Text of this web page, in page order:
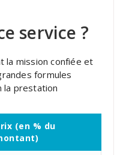
service ?
la mission confiée et
formules
la prestation
(en % du